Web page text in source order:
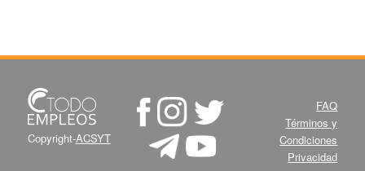
Copyright-ACSYT
FAQ
Términos y
Condiciones
Privacidad